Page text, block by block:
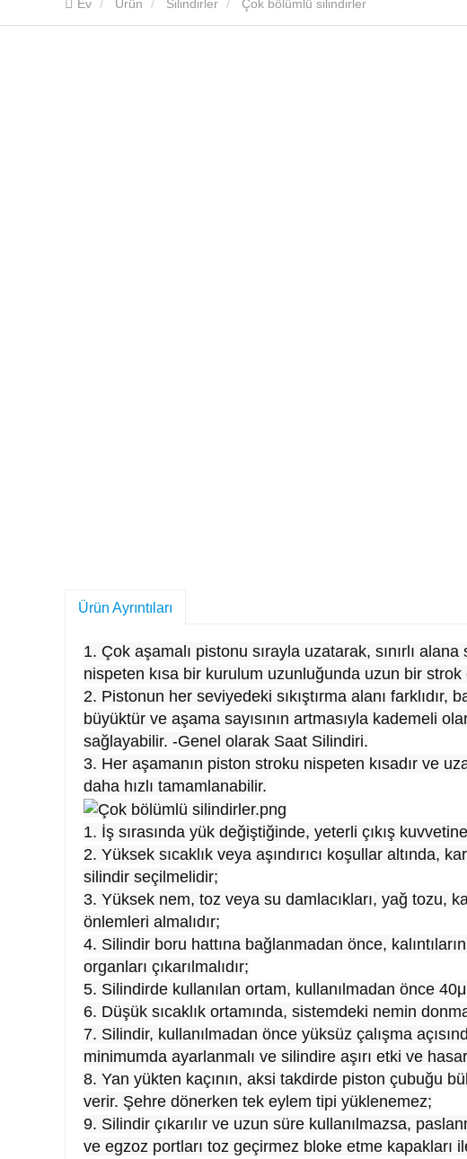
Ev Ürün Silindirler Çok bölümlü silindirler
Ürün Ayrıntıları
1. Çok aşamalı pistonu sırayla uzatarak, sınırlı
nispeten kısa bir kurulum uzunluğunda uzun bir strok
2. Pistonun her seviyedeki sıkıştırma alanı farklıdır,
büyüktür ve aşama sayısının artmasıyla kademeli
sağlayabilir. -Genel olarak Saat Silindiri.
3. Her aşamanın piston stroku nispeten kısadır ve
daha hızlı tamamlanabilir.
1. İş sırasında yük değiştiğinde, yeterli çıkış
2. Yüksek sıcaklık veya aşındırıcı koşullar altında,
silindir seçilmelidir;
3. Yüksek nem, toz veya su damlacıkları, yağ tozu,
önlemleri almalıdır;
4. Silindir boru hattına bağlanmadan önce,
organları çıkarılmalıdır;
5. Silindirde kullanılan ortam, kullanılmadan önce
6. Düşük sıcaklık ortamında, sistemdeki nemin
7. Silindir, kullanılmadan önce yüksüz çalışma
minimumda ayarlanmalı ve silindire aşırı etki ve
8. Yan yükten kaçının, aksi takdirde piston çubuğu
verir. Şehre dönerken tek eylem tipi yüklenemez;
9. Silindir çıkarılır ve uzun süre kullanılmazsa,
ve egzoz portları toz geçirmez bloke etme